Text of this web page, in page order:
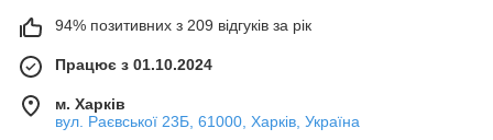
94% позитивних з 209 відгуків за рік
Працює з 01.10.2024
м. Харків
вул. Раєвської 23Б, 61000, Харків, Україна